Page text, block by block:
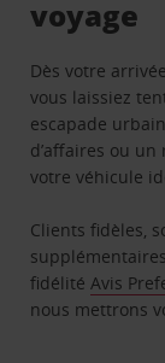
voyage
Dès votre
vous laissiez
escapade
d’affaires ou
votre véhicule
Clients fidèles,
fidélitéAvis
nous mettrons